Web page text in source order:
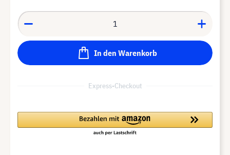
In den Warenkorb
Express-Checkout